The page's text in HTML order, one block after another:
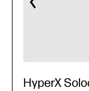
HyperX